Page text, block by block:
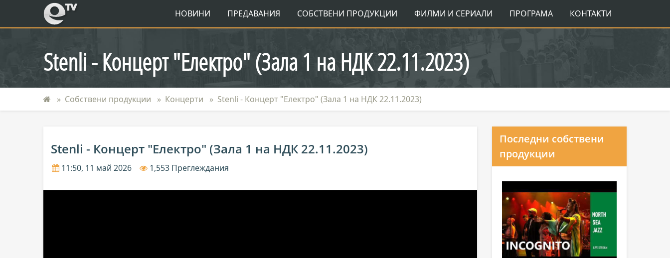
eTV НОВИНИ ПРЕДАВАНИЯ СОБСТВЕНИ ПРОДУКЦИИ ФИЛМИ И СЕРИАЛИ ПРОГРАМА КОНТАКТИ
Stenli - Концерт "Електро" (Зала 1 на НДК 22.11.2023)
Собствени продукции Концерти Stenli - Концерт "Електро" (Зала 1 на НДК 22.11.2023)
Stenli - Концерт "Електро" (Зала 1 на НДК 22.11.2023)
11:50, 11 май 2026 1,553 Преглеждания
Последни собствени
продукции